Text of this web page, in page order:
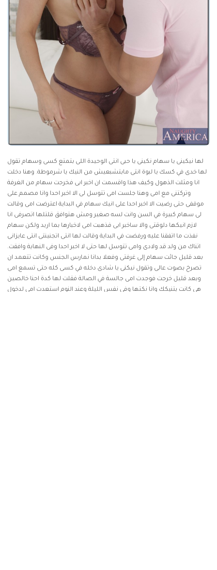
لها نيكينى يا سهام نكينى يا حبى انتى الوحيدة اللى بتمتع كسى وسهام تقول
لها خدى في كسك يا لبوة انتى مابتشبعيش من النيك يا شرموطة. وهنا دخلت
انا ومثلت الذهول وكيف هذا واقسمت ان اخبر ابى فخرجت سهام من الغرفة
وتركتنى مع امى وهنا جلست امى تتوسل لى الا اخبر احدا وانا مصمم على
موقفى حتى رضيت الا اخبر احدا على انيك سهام في البداية اعترضت امى وقالت
لى سهام كبيرة في السن وانت لسه صغير ومش هتوافق قلتلها اتصرفى انا
لازم انيكها دلوقتى والا ساخبر ابى فذهبت امى لاخبارها بما اريد ولكن سهام
نفذت ما اتفقنا عليه ورفضت في البداية وقالت لها انتى اتجنينتى انتى عايزانى
اتناك من ولد قد ولادى وامى تتوسل لها حتى لا اخبر احدا وفى النهاية وافقت.
بعد قليل جائت سهام إلى غرفتى وفعلا بدانا نمارس الجنس وكانت تتعمد ان
تصرخ بصوت عالى وتقول نيكنى يا شادى دخله في كسى كله حتى تسمع امى
وبعد قليل خرجت فوجدت امى جالسة في الصالة فقلت لها كدة احنا خالصين
هي كانت بتنيكك وانا نكتها وفى نفس الليلة وعند النوم استعدت امى لدخول